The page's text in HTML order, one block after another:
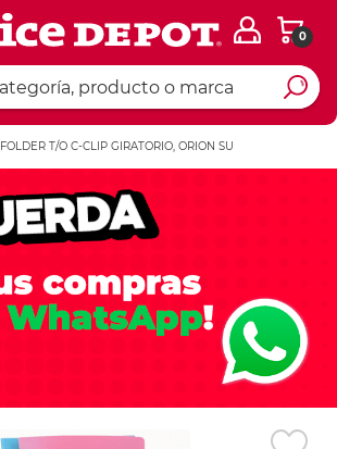
0
FOLDER T/O C-CLIP GIRATORIO, ORION SU
Ingresar Codigo